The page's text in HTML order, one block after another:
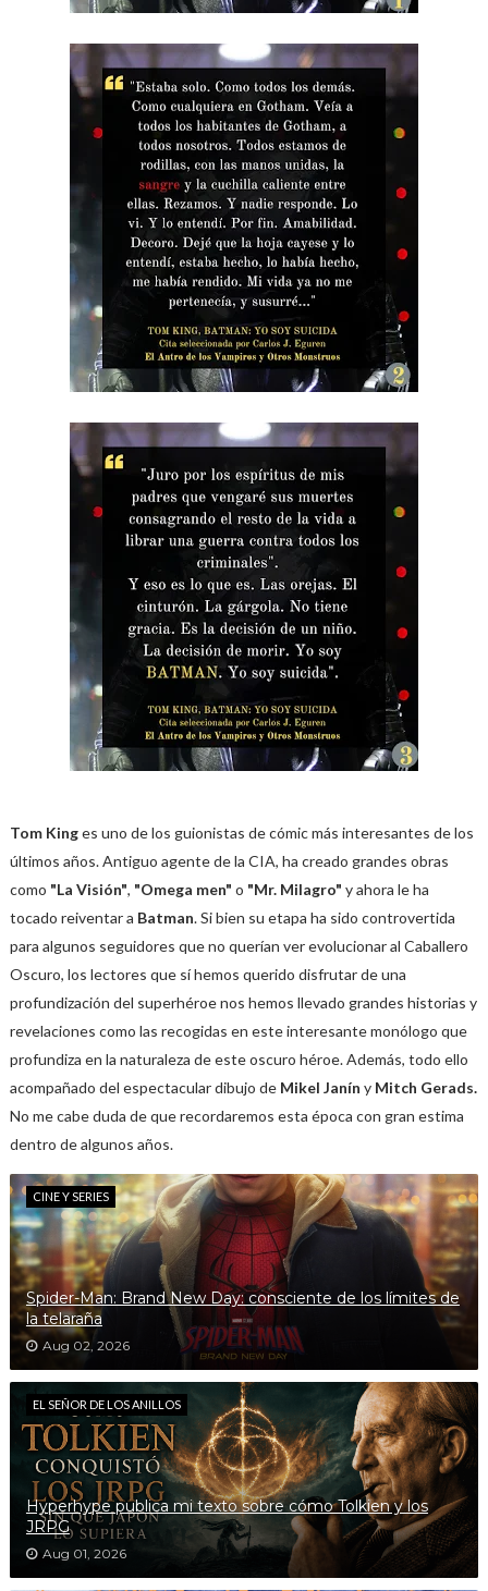
Tom Kinges uno de los guionistas de cómic más interesantes de los
últimos años. Antiguo agente de la CIA, ha creado grandes obras
como "La Visión", "Omega men" o "Mr. Milagro" y ahora le ha
tocado reiventar a Batman. Si bien su etapa ha sido controvertida
para algunos seguidores que no querían ver evolucionar al Caballero
Oscuro, los lectores que sí hemos querido disfrutar de una
profundización del superhéroe nos hemos llevado grandes historias y
revelaciones como las recogidas en este interesante monólogo que
profundiza en la naturaleza de este oscuro héroe. Además, todo ello
acompañado del espectacular dibujo de Mikel Janín y Mitch Gerads.
No me cabe duda de que recordaremos esta época con gran estima
dentro de algunos años.
CINE Y SERIES
Spider-Man: Brand New Day: consciente de los límites de
la telaraña
Aug 02, 2026
EL SEÑOR DE LOS ANILLOS
Hyperhype publica mi texto sobre cómo Tolkien y los
JRPG
Aug 01, 2026